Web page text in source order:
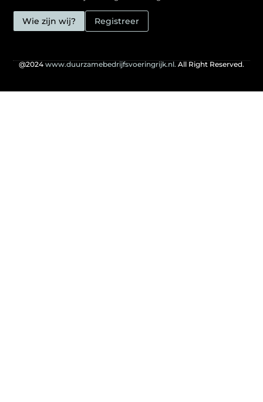
Wie zijn wij? Registreer
@2024www.duurzamebedrijfsvoeringrijk.nl.All Right Reserved.